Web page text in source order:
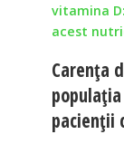
vitamina
acest
Carența
pacienții